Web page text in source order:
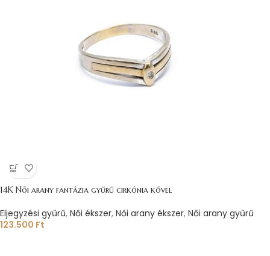
14K Női arany fantázia gyűrű cirkónia kővel
Eljegyzési gyűrű, Női ékszer, Női arany ékszer, Női arany gyűrű
123.500 Ft